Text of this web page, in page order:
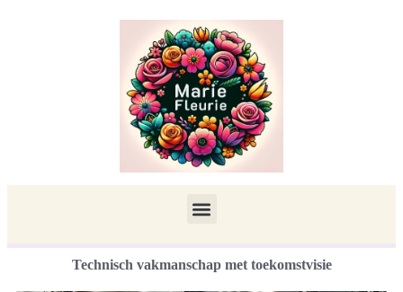
Technisch vakmanschap met toekomstvisie